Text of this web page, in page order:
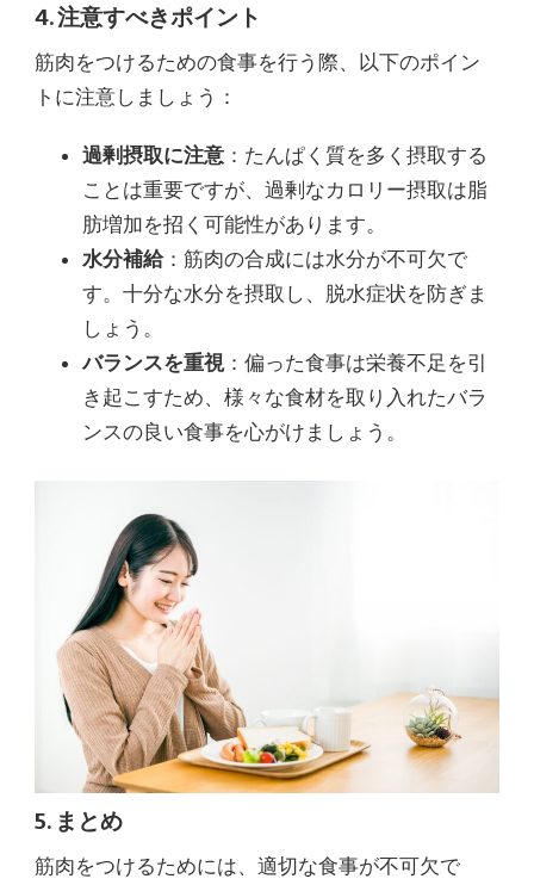
4. 注意すべきポイント
筋肉をつけるための食事を行う際、以下のポイン
トに注意しましょう：
過剰摂取に注意 ：たんぱく質を多く摂取する
ことは重要ですが、過剰なカロリー摂取は脂
肪増加を招く可能性があります。
水分補給：筋肉の合成には水分が不可欠で
す。十分な水分を摂取し、脱水症状を防ぎま
しょう。
バランスを重視：偏った食事は栄養不足を引
き起こすため、様々な食材を取り入れたバラ
ンスの良い食事を心がけましょう。
5. まとめ
筋肉をつけるためには、適切な食事が不可欠で